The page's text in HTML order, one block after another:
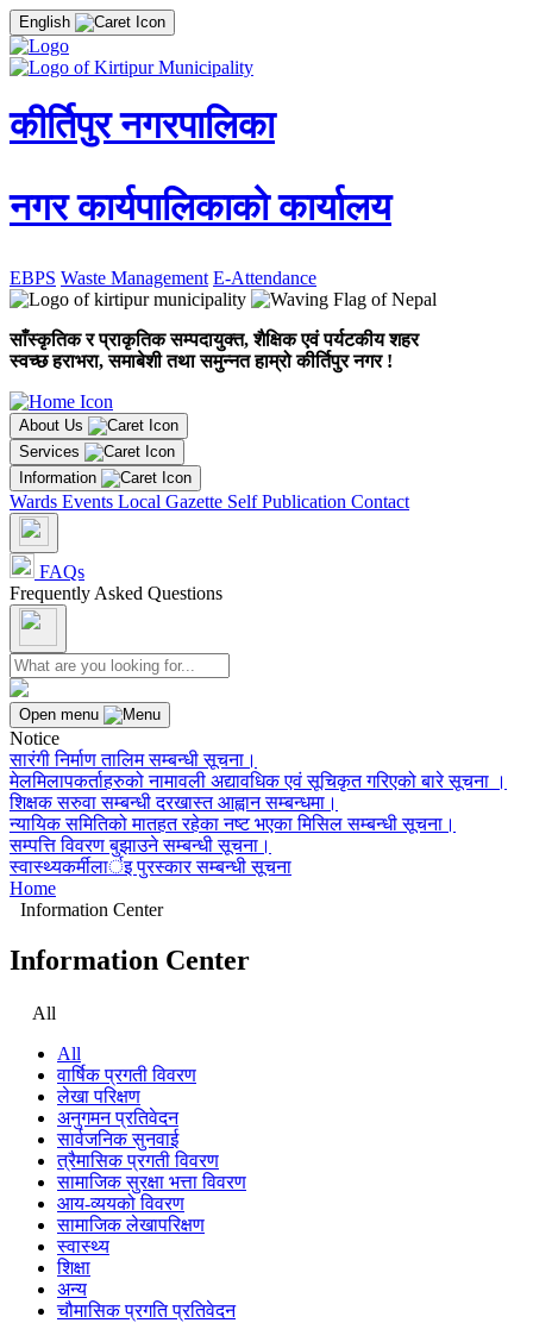
English
कीर्तिपुर नगरपालिका
नगर कार्यपालिकाको कार्यालय
EBPS Waste Management E-Attendance
साँस्कृतिक र प्राकृतिक सम्पदायुक्त, शैक्षिक एवं पर्यटकीय शहर
स्वच्छ हराभरा, समाबेशी तथा समुन्नत हाम्रो कीर्तिपुर नगर !
About Us
Services
Information
Wards Events Local Gazette Self Publication Contact
FAQs
Frequently Asked Questions
Open menu
Notice
सारंगी निर्माण तालिम सम्बन्धी सूचना।
मेलमिलापकर्ताहरुको नामावली अद्यावधिक एवं सूचिकृत गरिएको बारे सूचना ।
शिक्षक सरुवा सम्बन्धी दरखास्त आह्वान सम्बन्धमा।
न्यायिक समितिको मातहत रहेका नष्ट भएका मिसिल सम्बन्धी सूचना।
सम्पत्ति विवरण बुझाउने सम्बन्धी सूचना।
स्वास्थ्यकर्मीलार्इ पुरस्कार सम्बन्धी सूचना
Home
Information Center
Information Center
All
All
वार्षिक प्रगती विवरण
लेखा परिक्षण
अनुगमन प्रतिवेदन
सार्वजनिक सुनवाई
त्रैमासिक प्रगती विवरण
सामाजिक सुरक्षा भत्ता विवरण
आय-व्ययको विवरण
सामाजिक लेखापरिक्षण
स्वास्थ्य
शिक्षा
अन्य
चौमासिक प्रगति प्रतिवेदन